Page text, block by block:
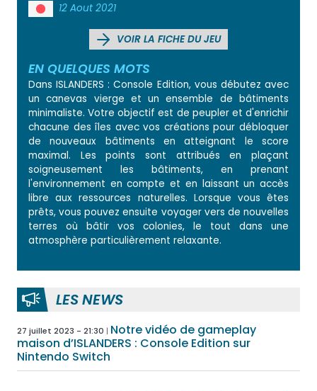
12 Aout 2021
VOIR LA FICHE DU JEU
EN QUELQUES MOTS
Dans ISLANDERS : Console Edition, vous débutez avec
un canevas vierge et un ensemble de bâtiments
minimaliste. Votre objectif est de peupler et d'enrichir
chacune des îles avec vos créations pour débloquer
de nouveaux bâtiments en atteignant le score
maximal. Les points sont attribués en plaçant
soigneusement les bâtiments, en prenant
l'environnement en compte et en laissant un accès
libre aux ressources naturelles. Lorsque vous êtes
prêts, vous pouvez ensuite voyager vers de nouvelles
terres où bâtir vos colonies, le tout dans une
atmosphère particulièrement relaxante.
LES NEWS
27 juillet 2023 - 21:30
Notre vidéo de gameplay
maison d’ISLANDERS : Console Edition sur
Nintendo Switch